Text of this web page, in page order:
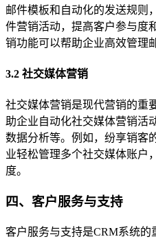
邮件模板和自动化的发送规则
件营销活动，提高客户参与度
销功能可以帮助企业高效管理
3.2 社交媒体营销
社交媒体营销是现代营销的重
助企业自动化社交媒体营销活
数据分析等。例如，纷享销客
业轻松管理多个社交媒体账户
度。
四、客户服务与支持
客户服务与支持是CRM系统